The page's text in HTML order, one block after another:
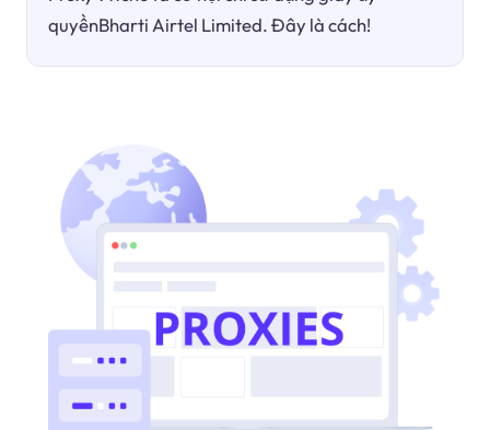
quyềnBharti Airtel Limited. Đây là cách!